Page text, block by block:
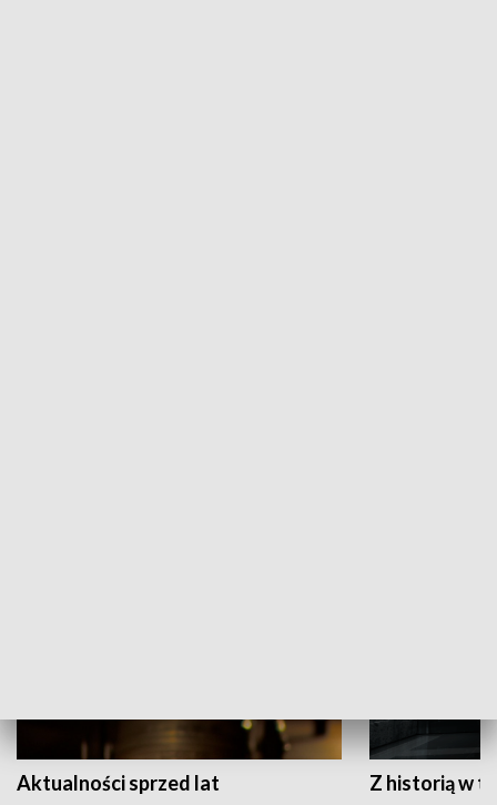
Aktualności sprzed lat Z historią w